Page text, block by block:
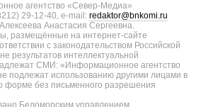
агентство «Север-Медиа»
29-12-40, e-mail: redaktor@bnkomi.ru
Анастасия Сергеевна.
размещённые на интернет-сайте
с законодательством Российской
результатов интеллектуальной
СМИ: «Информационное агентство
подлежат использованию другими лицами в
форме без письменного разрешения